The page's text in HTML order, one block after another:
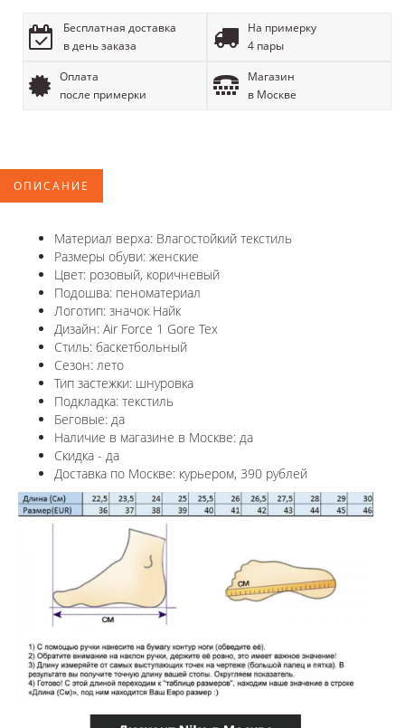
Бесплатная доставка
в день заказа
На примерку
4 пары
Оплата
после примерки
Магазин
в Москве
ОПИСАНИЕ
Материал верха: Влагостойкий текстиль
Размеры обуви: женские
Цвет: розовый, коричневый
Подошва: пеноматериал
Логотип: значок Найк
Дизайн: Air Force 1 Gore Tex
Стиль: баскетбольный
Сезон: лето
Тип застежки: шнуровка
Подкладка: текстиль
Беговые: да
Наличие в магазине в Москве: да
Скидка - да
Доставка по Москве: курьером, 390 рублей